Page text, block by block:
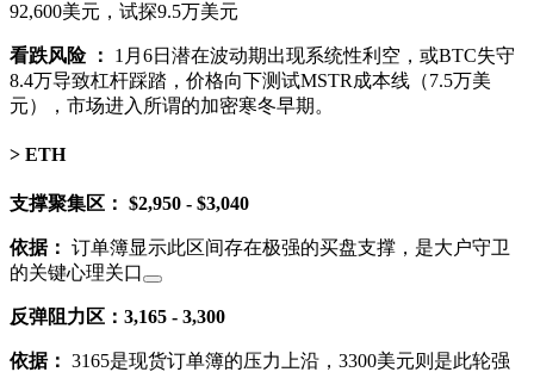
92,600美元，试探9.5万美元
看跌风险 ：
1月6日潜在波动期出现系统性利空，或BTC失守
8.4万导致杠杆踩踏，价格向下测试MSTR成本线（7.5万美
元），市场进入所谓的加密寒冬早期。
ETH
支撑聚集区： $2,950 - $3,040
依据： 订单簿显示此区间存在极强的买盘支撑，是大户守卫
的关键心理关口
反弹阻力区： 3,165 - 3,300
依据： 3165是现货订单簿的压力上沿，3300美元则是此轮强